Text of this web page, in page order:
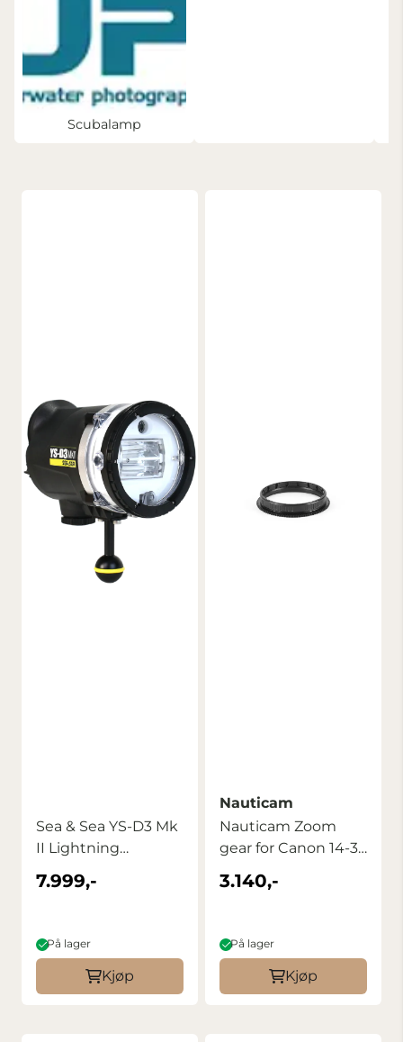
Scubalamp
Sea & Sea YS-D3 Mk
II Lightning
Underwater Strobe
7.999,-
På lager
Kjøp
Nauticam
Nauticam Zoom
gear for Canon 14-35
mm RF
3.140,-
På lager
Kjøp